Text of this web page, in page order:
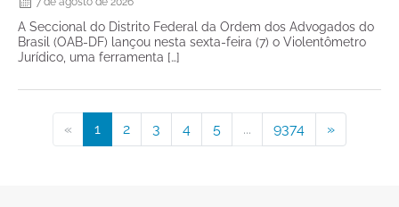
A Seccional do Distrito Federal da Ordem dos Advogados do
Brasil (OAB-DF) lançou nesta sexta-feira (7) o Violentômetro
Jurídico, uma ferramenta […]
« 1 2 3 4 5 ... 9374 »